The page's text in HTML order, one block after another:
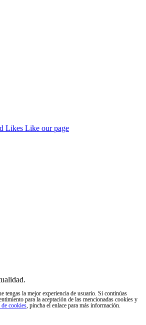
Likes Like our page
tengas la mejor experiencia de usuario. Si continúas
para la aceptación de las mencionadas cookies y
cookies, pincha el enlace para más información.